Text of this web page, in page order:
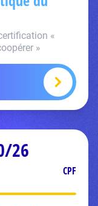
«
»
26
CPF